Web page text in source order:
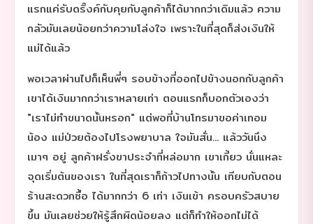
แรกแค่รับดริ๊งค์กับคุยกับลูกค้าก็ได้มากกว่าเดิมแล้ว ความ
กลัวมันเลยน้อยกว่าความโล่งใจ เพราะในที่สุดก็ส่งเงินให้
แม่ได้แล้ว
พอเวลาผ่านไปก็เห็นพี่ๆ รอบข้างที่ออกไปข้างนอกกับลูกค้า
เขาได้เงินมากกว่าเราหลายเท่า ตอนแรกก็บอกตัวเองว่า
"เราไม่ทำขนาดนั้นหรอก" แต่พอที่บ้านโทรมาขอค่าเทอม
น้อง แม่ป่วยต้องไปโรงพยาบาล ใจมันสั่น... แล้ววันนึง
เมาๆ อยู่ ลูกค้าฝรั่งขาประจำที่หล่อมาก เขาเกี้ยว นั่นแหละ
จุดเริ่มต้นของเรา ในที่สุดเราก็ก้าวไปทางนั้น เทียบกับตอน
ร้านสะดวกซื้อ ได้มากกว่า 6 เท่า เงินเข้า ครอบครัวสบาย
ขึ้น มันเลยช่วยให้รู้สึกผิดน้อยลง แต่ก็ทำให้ออกไม่ได้